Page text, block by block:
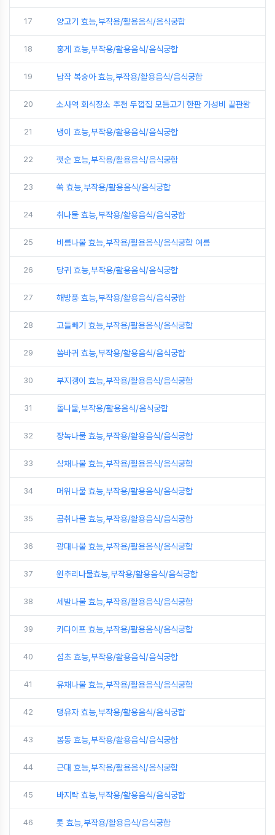
17 양고기 효능,부작용/활용음식/음식궁합
18 홍게 효능,부작용/활용음식/음식궁합
19 납작 복숭아 효능,부작용/활용음식/음식궁합
20 소사역 회식장소 추천 두껍집 모듬고기 한판 가성비 끝판왕
21 냉이 효능,부작용/활용음식/음식궁합
22 깻순 효능,부작용/활용음식/음식궁합
23 쑥 효능,부작용/활용음식/음식궁합
24 취나물 효능,부작용/활용음식/음식궁합
25 비름나물 효능,부작용/활용음식/음식궁합 여름
26 당귀 효능,부작용/활용음식/음식궁합
27 해방풍 효능,부작용/활용음식/음식궁합
28 고들빼기 효능,부작용/활용음식/음식궁합
29 씀바귀 효능,부작용/활용음식/음식궁합
30 부지갱이 효능,부작용/활용음식/음식궁합
31 돌나물,부작용/활용음식/음식궁합
32 장녹나물 효능,부작용/활용음식/음식궁합
33 삼채나물 효능,부작용/활용음식/음식궁합
34 머위나물 효능,부작용/활용음식/음식궁합
35 곰취나물 효능,부작용/활용음식/음식궁합
36 광대나물 효능,부작용/활용음식/음식궁합
37 원추리나물효능,부작용/활용음식/음식궁합
38 세발나물 효능,부작용/활용음식/음식궁합
39 카다이프 효능,부작용/활용음식/음식궁합
40 섬초 효능,부작용/활용음식/음식궁합
41 유채나물 효능,부작용/활용음식/음식궁합
42 댕유자 효능,부작용/활용음식/음식궁합
43 봄동 효능,부작용/활용음식/음식궁합
44 근대 효능,부작용/활용음식/음식궁합
45 바지락 효능,부작용/활용음식/음식궁합
46 톳 효능,부작용/활용음식/음식궁합